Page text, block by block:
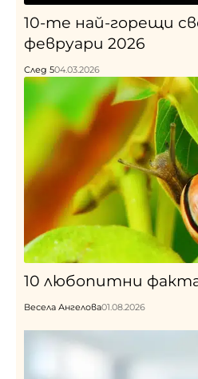
10-те най-горещи
февруари 2026
След 504.03.2026
10 любопитни
Весела Ангелова01.08.2026